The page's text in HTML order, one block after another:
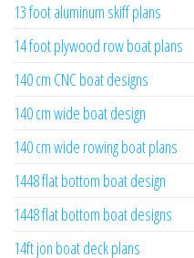
13 foot aluminum skiff plans
14 foot plywood row boat plans
140 cm CNC boat designs
140 cm wide boat design
140 cm wide rowing boat plans
1448 flat bottom boat design
1448 flat bottom boat designs
14ft jon boat deck plans